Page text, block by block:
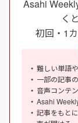
Asahi
く
初回・1
難しい単語
一部の記事
音声コンテ
Asahi
記事をもと